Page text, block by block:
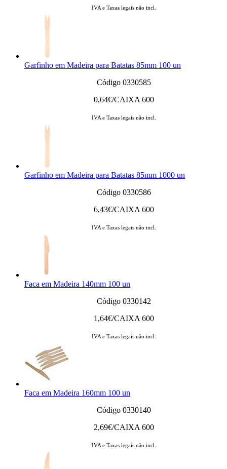
IVA e Taxas legais não incl.
Garfinho em Madeira para Batatas 85mm 100 un
Código 0330585
0,64€/CAIXA 600
IVA e Taxas legais não incl.
Garfinho em Madeira para Batatas 85mm 1000 un
Código 0330586
6,43€/CAIXA 600
IVA e Taxas legais não incl.
Faca em Madeira 140mm 100 un
Código 0330142
1,64€/CAIXA 600
IVA e Taxas legais não incl.
Faca em Madeira 160mm 100 un
Código 0330140
2,69€/CAIXA 600
IVA e Taxas legais não incl.